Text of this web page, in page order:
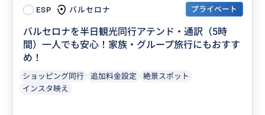
ESP バルセロナ プライベート
バルセロナを半日観光同行アテンド・通訳（5時
間）一人でも安心！家族・グループ旅行にもおすす
め！
ショッピング同行 追加料金設定
絶景スポット
インスタ映え